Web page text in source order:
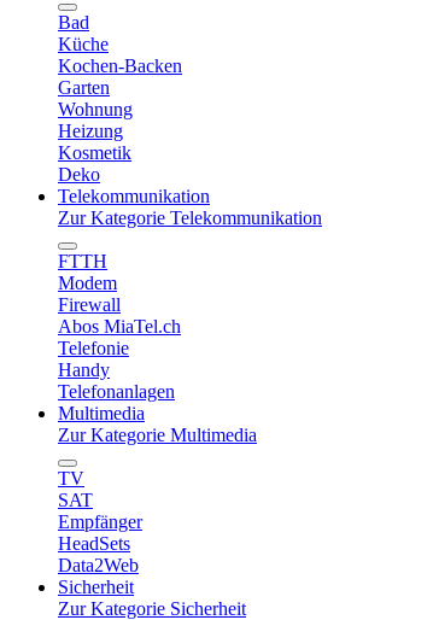
Bad
Küche
Kochen-Backen
Garten
Wohnung
Heizung
Kosmetik
Deko
Telekommunikation
Zur Kategorie Telekommunikation
FTTH
Modem
Firewall
Abos MiaTel.ch
Telefonie
Handy
Telefonanlagen
Multimedia
Zur Kategorie Multimedia
TV
SAT
Empfänger
HeadSets
Data2Web
Sicherheit
Zur Kategorie Sicherheit